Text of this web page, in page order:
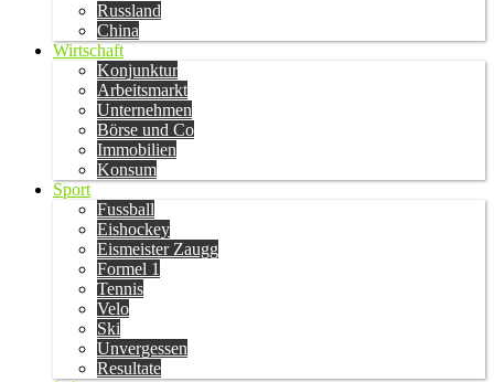
Russland
China
Wirtschaft
Konjunktur
Arbeitsmarkt
Unternehmen
Börse und Co
Immobilien
Konsum
Sport
Fussball
Eishockey
Eismeister Zaugg
Formel 1
Tennis
Velo
Ski
Unvergessen
Resultate